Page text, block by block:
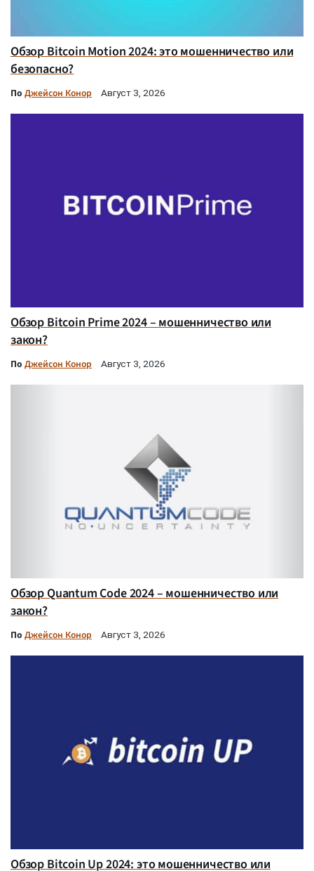
Обзор Bitcoin Motion 2024: это мошенничество или
безопасно?
По Джейсон Конор Август 3, 2026
Обзор Bitcoin Prime 2024 – мошенничество или
закон?
По Джейсон Конор Август 3, 2026
Обзор Quantum Code 2024 – мошенничество или
закон?
По Джейсон Конор Август 3, 2026
Обзор Bitcoin Up 2024: это мошенничество или